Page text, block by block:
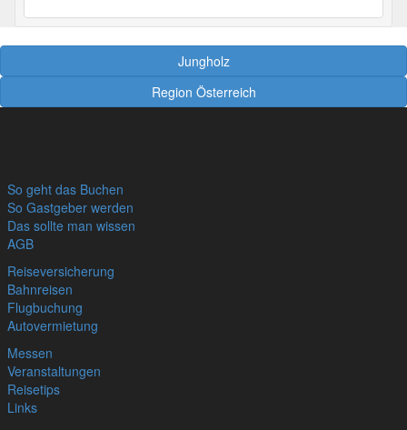
Jungholz
Region Österreich
So geht das Buchen
So Gastgeber werden
Das sollte man wissen
AGB
Reiseversicherung
Bahnreisen
Flugbuchung
Autovermietung
Messen
Veranstaltungen
Reisetips
Links